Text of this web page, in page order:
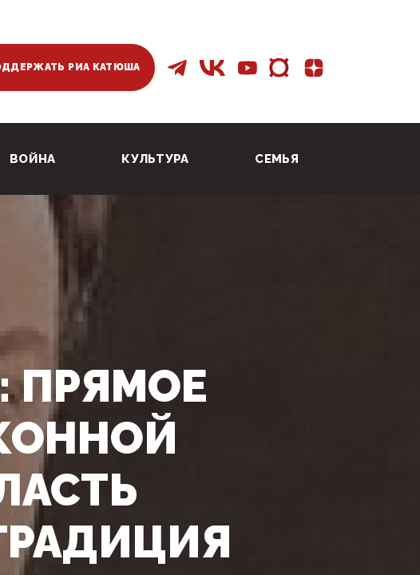
РИА КАТЮША
ВОЙНА КУЛЬТУРА СЕМЬЯ
ПРЯМОЕ